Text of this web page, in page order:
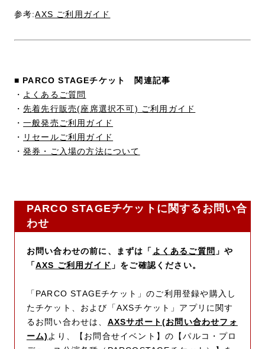
参考:AXS ご利用ガイド
■ PARCO STAGEチケット 関連記事
・ よくあるご質問
・先着先行販売(座席選択不可) ご利用ガイド
・一般発売ご利用ガイド
・ リセールご利用ガイド
・発券・ご入場の方法について
PARCO STAGEチケットに関するお問い合
わせ
お問い合わせの前に、まずは「 よくあるご質問 」や
「AXS ご利用ガイド 」をご確認ください。
「PARCO STAGEチケット」のご利用登録や購入し
たチケット、および「AXSチケット」アプリに関す
るお問い合わせは、 AXSサポート(お問い合わせフォ
ーム) より、【お問合せイベント】の【パルコ・プロ